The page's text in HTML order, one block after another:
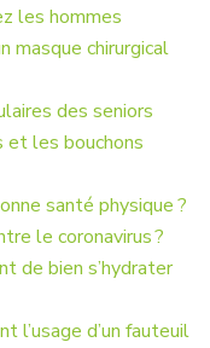
les hommes
masque chirurgical
des seniors
les bouchons
santé physique ?
le coronavirus ?
de bien s’hydrater
l’usage d’un fauteuil